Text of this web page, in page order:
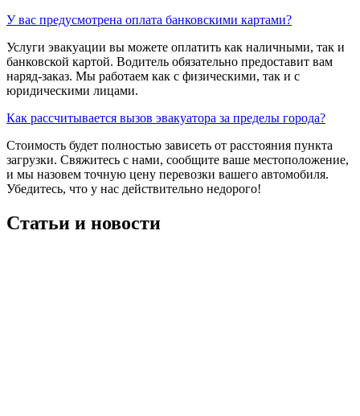
У вас предусмотрена оплата банковскими картами?
Услуги эвакуации вы можете оплатить как наличными, так и
банковской картой. Водитель обязательно предоставит вам
наряд-заказ. Мы работаем как с физическими, так и с
юридическими лицами.
Как рассчитывается вызов эвакуатора за пределы города?
Стоимость будет полностью зависеть от расстояния пункта
загрузки. Свяжитесь с нами, сообщите ваше местоположение,
и мы назовем точную цену перевозки вашего автомобиля.
Убедитесь, что у нас действительно недорого!
Статьи и новости